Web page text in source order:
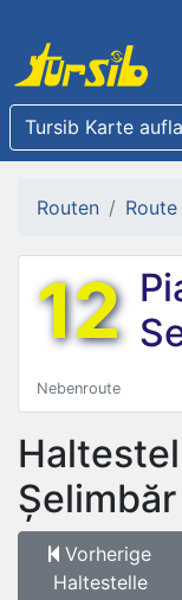
Tursib Karte
Routen Route
12
Nebenroute
Vorherige
Haltestelle